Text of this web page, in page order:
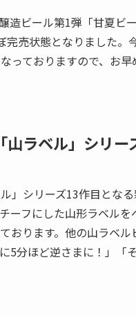
造ビール第1弾「甘夏ビ
売状態となりました。
っておりますので、お早
ラベル」シリー
」シリーズ13作目とな
ーフにした山形ラベル
おります。他の山ラベ
5分ほど逆さまに！」「